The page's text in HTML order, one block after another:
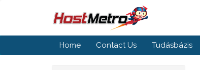
Home Contact Us Tudásbázis